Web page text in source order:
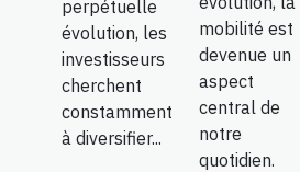
perpétuelle
évolution, les
investisseurs
cherchent
constamment
à diversifier...
mobilité est
devenue un
aspect
central de
notre
quotidien.